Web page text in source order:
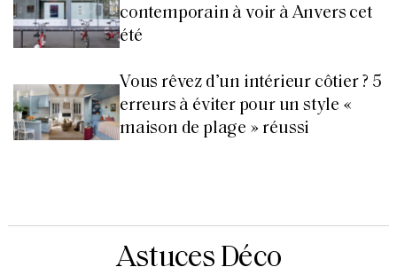
contemporain à voir à Anvers cet
été
Vous rêvez d’un intérieur côtier ? 5
erreurs à éviter pour un style «
maison de plage » réussi
Astuces Déco